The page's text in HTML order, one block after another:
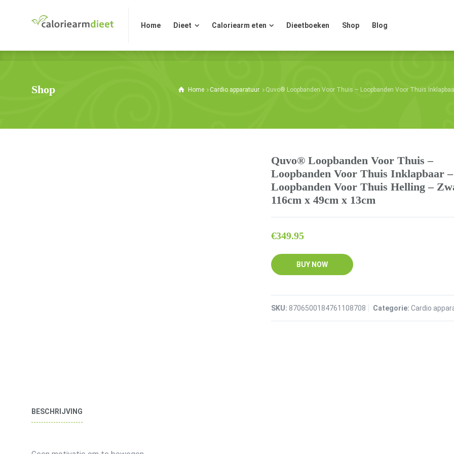
Home Dieet Caloriearm eten Dieetboeken Shop Blog
Shop Home Cardio apparatuur Quvo® Loopbanden Voor Thuis – Loopbanden Voor Thuis
Quvo® Loopbanden Voor Thuis –
Loopbanden Voor Thuis Inklapbaar –
Loopbanden Voor Thuis Helling –
116cm x 49cm x 13cm
€349.95
BUY NOW
SKU: 8706500184761108708 Categorie:Cardio
BESCHRIJVING